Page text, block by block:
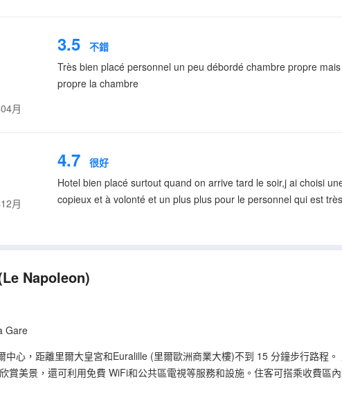
月
3.5 不錯
Très bien placé personnel un peu débordé chambre propre
propre la chambre
月
4.7 很好
Hotel bien placé surtout quand on arrive tard le soir,j ai choisi
copieux et à volonté et un plus plus pour le personnel qui est
Napoleon)
Gare
中心，距離里爾大皇宮和Euralille (里爾歐洲商業大樓)不到 15 分鐘步行路程
賞美景，還可利用免費 WiFi和公共區電視等服務和設施。住客可搭乘收費
逛逛。您可以到酒吧/酒廊，點一杯喜歡的飲品，暢飲一番。每天 06:00 至